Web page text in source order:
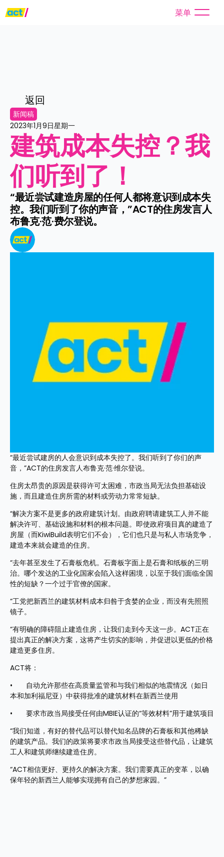
菜单
返回
新闻稿
2023年1月9日星期一
建筑成本失控？我
们听到了！
“最近尝试建造房屋的任何人都将意识到成本失
控。我们听到了你的声音，”ACT的住房发言人
布鲁克·范·费尔登说。
“最近尝试建房的人会意识到成本失控了。我们听到了你们的声
音，”ACT的住房发言人布鲁克·范·维尔登说。
住房太昂贵的原因是获得许可太困难，市政当局无法负担基础设
施，而且建造住房所需的材料或劳动力常常短缺。
“解决方案不是更多的政府建筑计划。由政府聘请建筑工人并不能
解决许可、基础设施和材料的根本问题。即使政府项目真的建造了
房屋（而KiwiBuild表明它们不会），它们也只是与私人市场竞争，
建造本来就会建造的住房。
“去年甚至发生了石膏板危机。石膏板字面上是石膏和纸板的三明
治。哪个发达的工业化国家会陷入这样困境，以至于我们面临全国
性的短缺？一个过于官僚的国家。
“工党把新西兰的建筑材料成本归咎于贪婪的企业，而没有先照照
镜子。
“有明确的障碍阻止建造住房，让我们走到今天这一步。ACT正在
提出真正的解决方案，这将产生切实的影响，并促进以更低的价格
建造更多住房。
ACT将：
•	自动允许那些在高质量监管和与我们相似的地震情况（如日
本和加利福尼亚）中获得批准的建筑材料在新西兰使用
•	要求市政当局接受任何由MBIE认证的“等效材料”用于建筑项目
“我们知道，有好的替代品可以替代知名品牌的石膏板和其他稀缺
的建筑产品。我们的政策将要求市政当局接受这些替代品，让建筑
工人和建筑师继续建造住房。
“ACT相信更好、更持久的解决方案。我们需要真正的变革，以确
保年轻的新西兰人能够实现拥有自己的梦想家园。”